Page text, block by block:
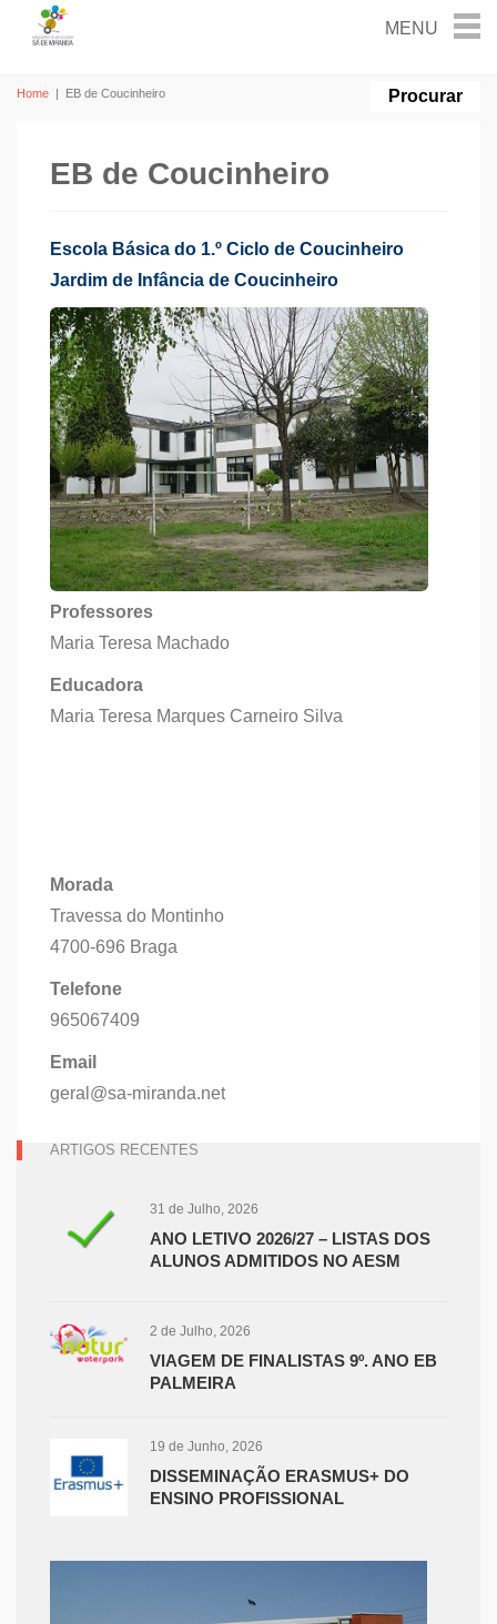
Home | EB de Coucinheiro
EB de Coucinheiro
Escola Básica do 1.º Ciclo de Coucinheiro
Jardim de Infância de Coucinheiro
Professores
Maria Teresa Machado
Educadora
Maria Teresa Marques Carneiro Silva
Morada
Travessa do Montinho
4700-696 Braga
Telefone
965067409
Email
geral@sa-miranda.net
ARTIGOS RECENTES
31 de Julho, 2026
ANO LETIVO 2026/27 – LISTAS DOS
ALUNOS ADMITIDOS NO AESM
2 de Julho, 2026
VIAGEM DE FINALISTAS 9º. ANO EB
PALMEIRA
19 de Junho, 2026
DISSEMINAÇÃO ERASMUS+ DO
ENSINO PROFISSIONAL